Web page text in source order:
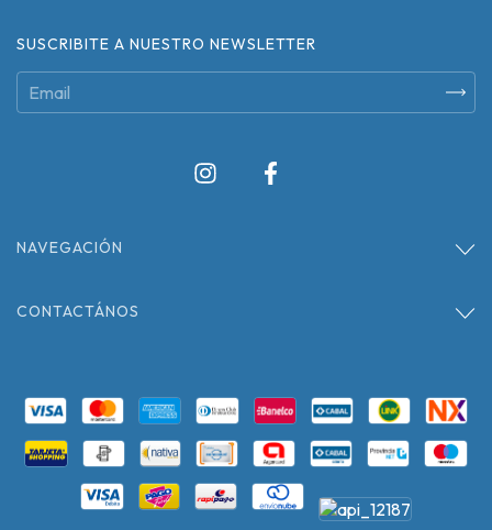
SUSCRIBITE A NUESTRO NEWSLETTER
NAVEGACIÓN
CONTACTÁNOS